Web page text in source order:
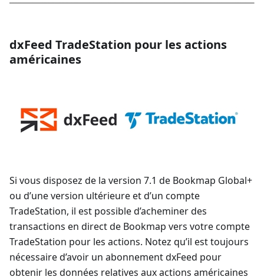
dxFeed TradeStation pour les actions
américaines
Si vous disposez de la version 7.1 de Bookmap Global+
ou d’une version ultérieure et d’un compte
TradeStation, il est possible d’acheminer des
transactions en direct de Bookmap vers votre compte
TradeStation pour les actions. Notez qu’il est toujours
nécessaire d’avoir un abonnement dxFeed pour
obtenir les données relatives aux actions américaines